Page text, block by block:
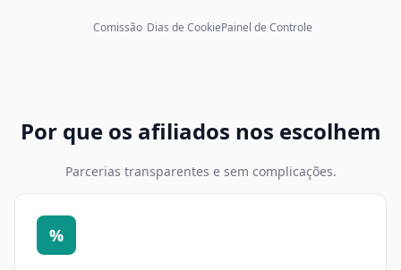
Comissão Dias de CookiePainel de Controle
Por que os afiliados nos escolhem
Parcerias transparentes e sem complicações.
%